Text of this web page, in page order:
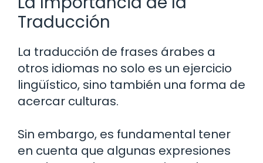
Traducción
La traducción de frases árabes a
otros idiomas no solo es un ejercicio
lingüístico, sino también una forma de
acercar culturas.
Sin embargo, es fundamental tener
en cuenta que algunas expresiones